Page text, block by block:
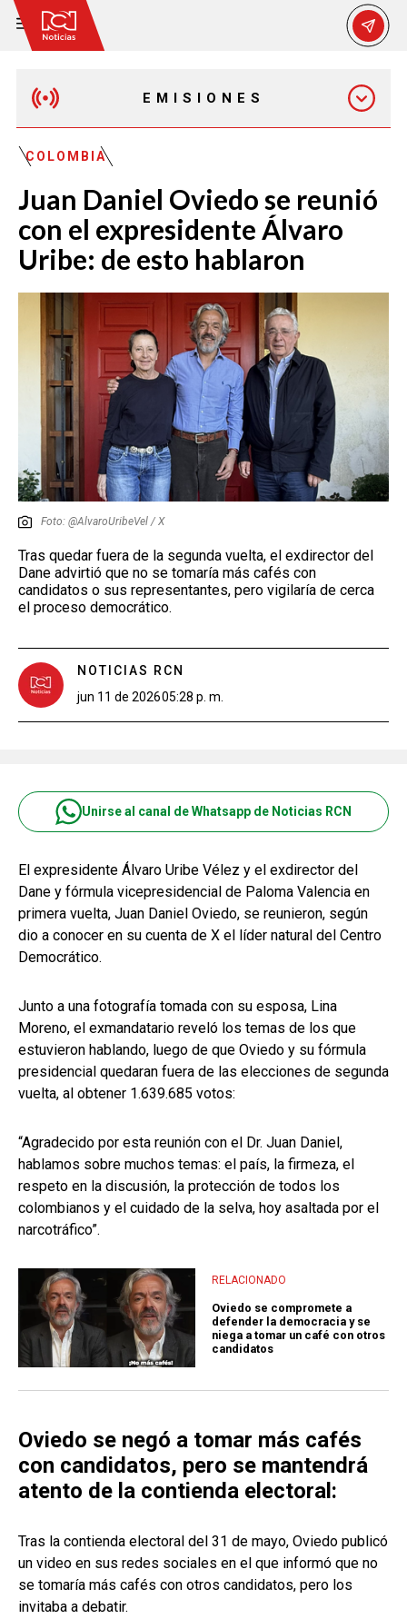
EMISIONES
EMISIÓN 7:00 PM
COLOMBIA
Juan Daniel Oviedo se reunió
con el expresidente Álvaro
Uribe: de esto hablaron
Foto: @AlvaroUribeVel / X
Tras quedar fuera de la segunda vuelta, el exdirector del
Dane advirtió que no se tomaría más cafés con
candidatos o sus representantes, pero vigilaría de cerca
el proceso democrático.
NOTICIAS RCN
jun 11 de 202605:28 p. m.
Unirse al canal de Whatsapp de Noticias RCN
El expresidente Álvaro Uribe Vélez y el exdirector del
Dane y fórmula vicepresidencial de Paloma Valencia en
primera vuelta, Juan Daniel Oviedo, se reunieron, según
dio a conocer en su cuenta de X el líder natural del Centro
Democrático.
Junto a una fotografía tomada con su esposa, Lina
Moreno, el exmandatario reveló los temas de los que
estuvieron hablando, luego de que Oviedo y su fórmula
presidencial quedaran fuera de las elecciones de segunda
vuelta, al obtener 1.639.685 votos:
“Agradecido por esta reunión con el Dr. Juan Daniel,
hablamos sobre muchos temas: el país, la firmeza, el
respeto en la discusión, la protección de todos los
colombianos y el cuidado de la selva, hoy asaltada por el
narcotráfico”.
RELACIONADO
Oviedo se compromete a
defender la democracia y se
niega a tomar un café con otros
candidatos
Oviedo se negó a tomar más cafés
con candidatos, pero se mantendrá
atento de la contienda electoral:
Tras la contienda electoral del 31 de mayo, Oviedo publicó
un video en sus redes sociales en el que informó que no
se tomaría más cafés con otros candidatos, pero los
invitaba a debatir.